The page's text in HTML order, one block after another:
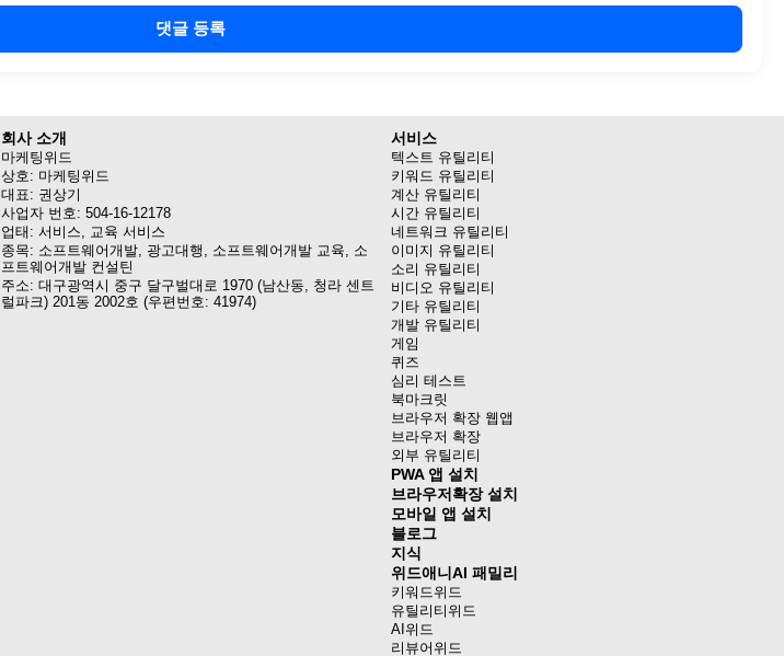
댓글 등록
회사 소개
마케팅위드
상호: 마케팅위드
대표: 권상기
사업자 번호: 504-16-12178
업태: 서비스, 교육 서비스
종목: 소프트웨어개발, 광고대행, 소프트웨어개발 교육, 소
프트웨어개발 컨설틴
주소: 대구광역시 중구 달구벌대로 1970 (남산동, 청라 센트
럴파크) 201동 2002호 (우편번호: 41974)
서비스
텍스트 유틸리티
키워드 유틸리티
계산 유틸리티
시간 유틸리티
네트워크 유틸리티
이미지 유틸리티
소리 유틸리티
비디오 유틸리티
기타 유틸리티
개발 유틸리티
게임
퀴즈
심리 테스트
북마크릿
브라우저 확장 웹앱
브라우저 확장
외부 유틸리티
PWA 앱 설치
브라우저확장 설치
모바일 앱 설치
블로그
지식
위드애니AI 패밀리
키워드위드
유틸리티위드
AI위드
리뷰어위드